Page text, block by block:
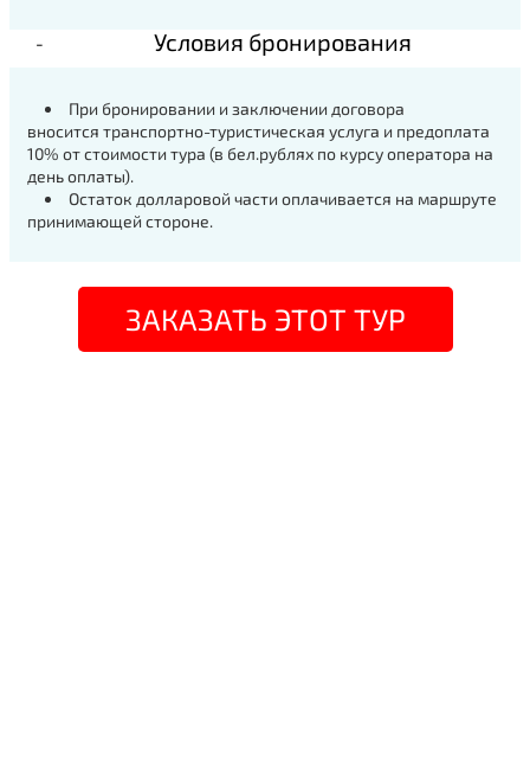
Условия бронирования
При бронировании и заключении договора
вносится транспортно-туристическая услуга и предоплата
10% от стоимости тура (в бел.рублях по курсу оператора на
день оплаты).
Остаток долларовой части оплачивается на маршруте
принимающей стороне.
ЗАКАЗАТЬ ЭТОТ ТУР